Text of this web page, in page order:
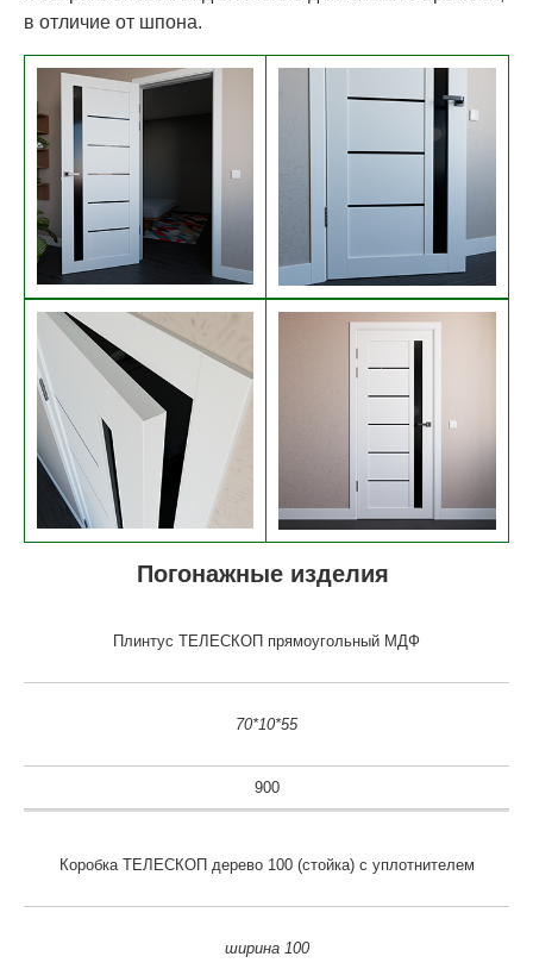
в отличие от шпона.
Погонажные изделия
Плинтус ТЕЛЕСКОП прямоугольный МДФ
70*10*55
900
Коробка ТЕЛЕСКОП дерево 100 (стойка) с уплотнителем
ширина 100